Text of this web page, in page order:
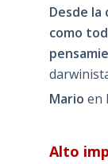
Desde
como
Mario en
Alto